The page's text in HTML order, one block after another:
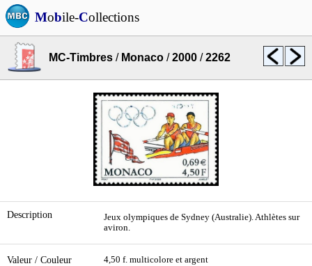
Mobile-Collections
MC-Timbres / Monaco /2000 /2262
Description
Jeux olympiques de Sydney (Australie). Athlètes sur
aviron.
Valeur / Couleur 4,50 f. multicolore et argent